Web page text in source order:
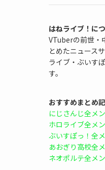
はねライブ！に
VTuberの前世・
とめたニュース
ライブ・ぶいす
す。
おすすめまとめ
にじさんじ全メ
ホロライブ全メ
ぶいすぽっ！全
あおぎり高校全
ネオポルテ全メ